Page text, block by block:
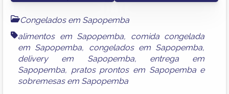
Congelados em Sapopemba
alimentos em Sapopemba, comida congelada
em Sapopemba, congelados em Sapopemba,
delivery em Sapopemba, entrega em
Sapopemba, pratos prontos em Sapopembae
sobremesas em Sapopemba